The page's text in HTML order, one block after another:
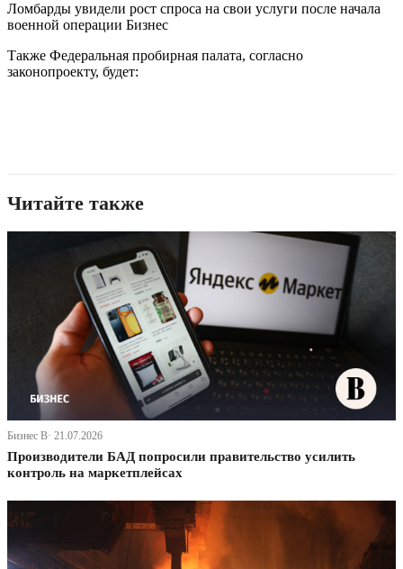
Ломбарды увидели рост спроса на свои услуги после начала
военной операции Бизнес
Также Федеральная пробирная палата, согласно
законопроекту, будет:
Читайте также
Бизнес В· 21.07.2026
Производители БАД попросили правительство усилить
контроль на маркетплейсах